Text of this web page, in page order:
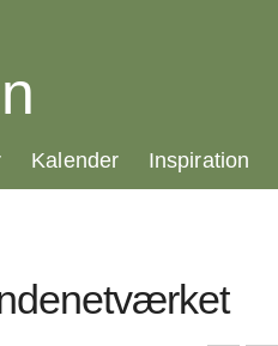
22.0:
Kalender 23.0:
Inspiration